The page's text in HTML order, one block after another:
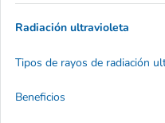
Radiación ultravioleta
Tipos de rayos de radiación
Beneficios